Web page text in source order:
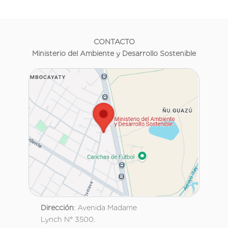
CONTACTO
Ministerio del Ambiente y Desarrollo Sostenible
Dirección: Avenida Madame
Lynch N° 3500.